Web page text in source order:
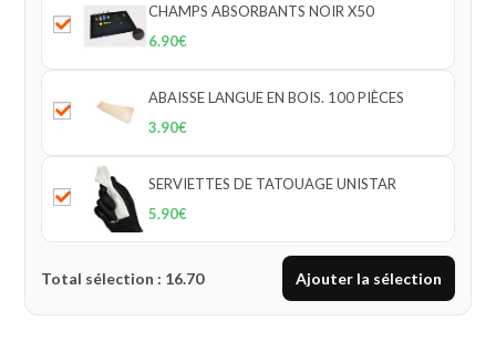
CHAMPS ABSORBANTS NOIR X50
6.90€
ABAISSE LANGUE EN BOIS. 100 PIÈCES
3.90€
SERVIETTES DE TATOUAGE UNISTAR
5.90€
Total sélection : 16.70 Ajouter la sélection